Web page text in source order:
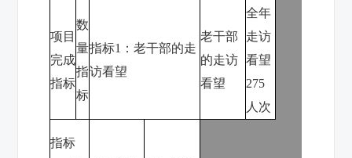
项目
完成
指标
数
量
指
标
指标1 ：老干部的走
访看望
老干部
的走访
看望
全年
走访
看望
275
人次
指标